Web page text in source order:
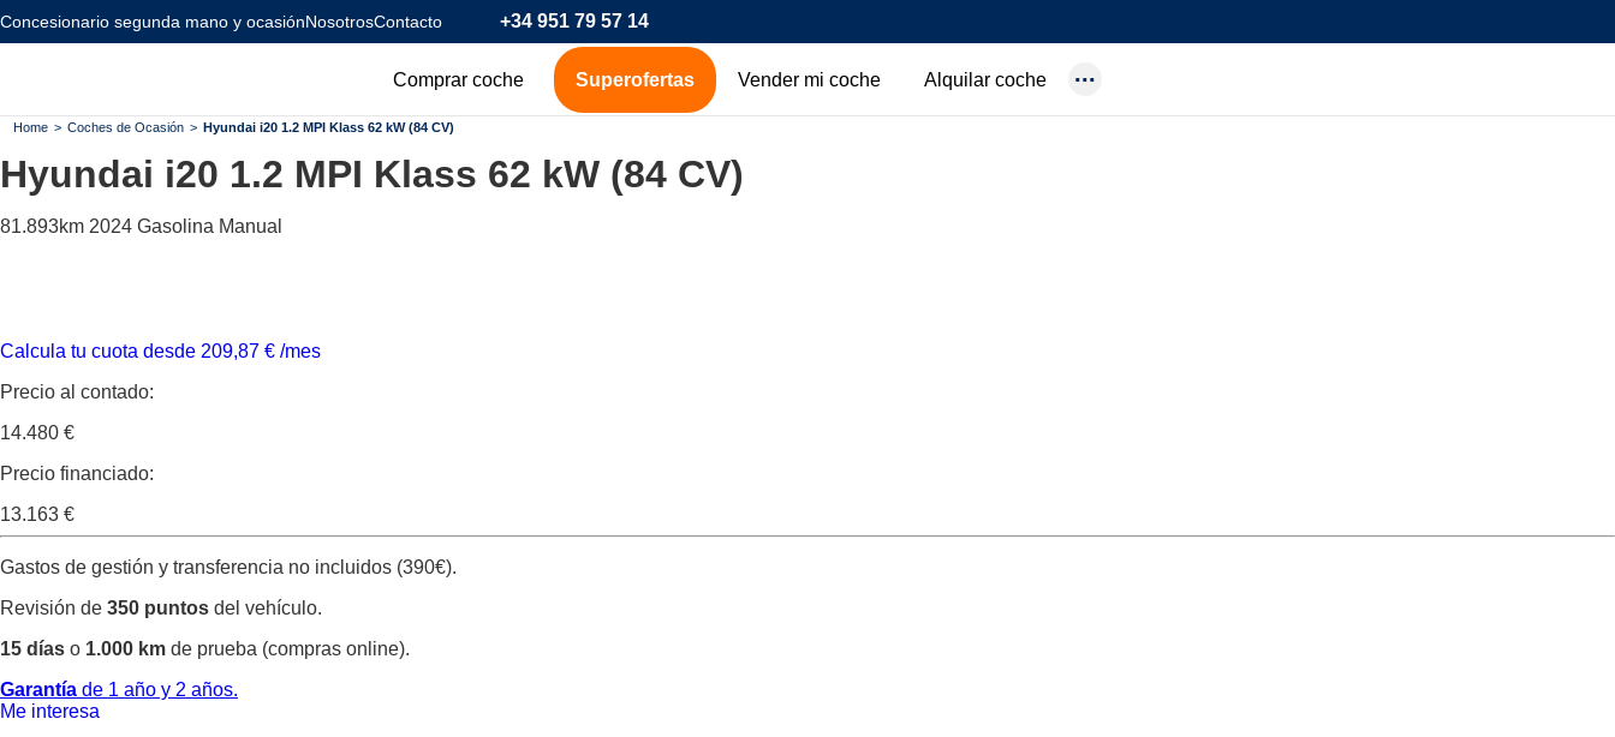
Concesionario segunda mano y ocasiónNosotrosContacto +34 951 79 57 14
Comprar coche
Todos los coches de ocasión
Coches Km0
Superofertas Vender mi coche Alquilar coche
Home > Coches de Ocasión > Hyundai i20 1.2 MPI Klass 62 kW (84 CV)
Hyundai i20 1.2 MPI Klass 62 kW (84 CV)
81.893km 2024 Gasolina Manual
Calcula tu cuota desde 209,87 € /mes
Precio al contado:
14.480 €
Precio financiado:
13.163 €
Gastos de gestión y transferencia no incluidos (390€).
Revisión de 350 puntos del vehículo.
15 días o 1.000 km de prueba (compras online).
Garantía de 1 año y 2 años.
Me interesa